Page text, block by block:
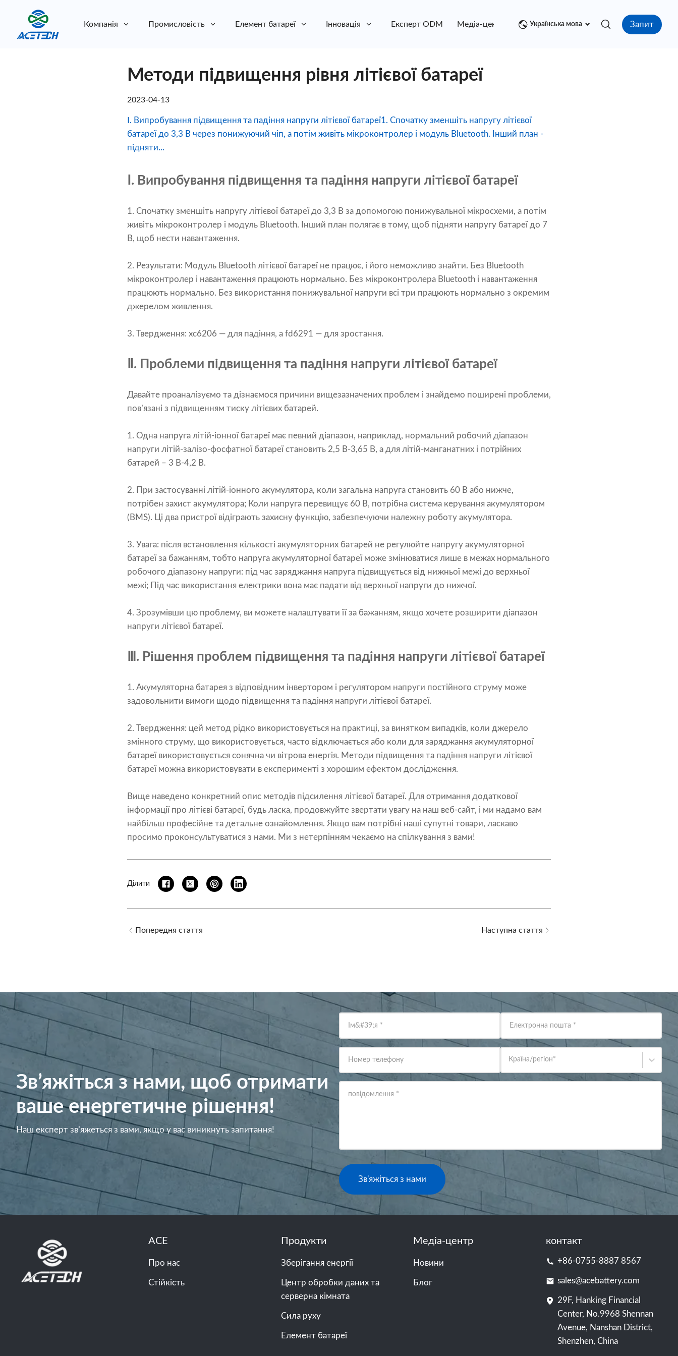
Компанія Промисловість Елемент батареї Інновація Експерт ODM Медіа-центр контакт
Українська мова Запит
Методи підвищення рівня літієвої батареї
2023-04-13
Ⅰ. Випробування підвищення та падіння напруги літієвої батареї1. Спочатку зменшіть напругу літієвої
батареї до 3,3 В через понижуючий чіп, а потім живіть мікроконтролер і модуль Bluetooth. Інший план -
підняти...
Ⅰ. Випробування підвищення та падіння напруги літієвої батареї
1. Спочатку зменшіть напругу літієвої батареї до 3,3 В за допомогою понижувальної мікросхеми, а потім
живіть мікроконтролер і модуль Bluetooth. Інший план полягає в тому, щоб підняти напругу батареї до 7
В, щоб нести навантаження.
2. Результати: Модуль Bluetooth літієвої батареї не працює, і його неможливо знайти. Без Bluetooth
мікроконтролер і навантаження працюють нормально. Без мікроконтролера Bluetooth і навантаження
працюють нормально. Без використання понижувальної напруги всі три працюють нормально з окремим
джерелом живлення.
3. Твердження: xc6206 — для падіння, а fd6291 — для зростання.
Ⅱ. Проблеми підвищення та падіння напруги літієвої батареї
Давайте проаналізуємо та дізнаємося причини вищезазначених проблем і знайдемо поширені проблеми,
пов’язані з підвищенням тиску літієвих батарей.
1. Одна напруга літій-іонної батареї має певний діапазон, наприклад, нормальний робочий діапазон
напруги літій-залізо-фосфатної батареї становить 2,5 В-3,65 В, а для літій-манганатних і потрійних
батарей – 3 В-4,2 В.
2. При застосуванні літій-іонного акумулятора, коли загальна напруга становить 60 В або нижче,
потрібен захист акумулятора; Коли напруга перевищує 60 В, потрібна система керування акумулятором
(BMS). Ці два пристрої відіграють захисну функцію, забезпечуючи належну роботу акумулятора.
3. Увага: після встановлення кількості акумуляторних батарей не регулюйте напругу акумуляторної
батареї за бажанням, тобто напруга акумуляторної батареї може змінюватися лише в межах нормального
робочого діапазону напруги: під час заряджання напруга підвищується від нижньої межі до верхньої
межі; Під час використання електрики вона має падати від верхньої напруги до нижчої.
4. Зрозумівши цю проблему, ви можете налаштувати її за бажанням, якщо хочете розширити діапазон
напруги літієвої батареї.
Ⅲ. Рішення проблем підвищення та падіння напруги літієвої батареї
1. Акумуляторна батарея з відповідним інвертором і регулятором напруги постійного струму може
задовольнити вимоги щодо підвищення та падіння напруги літієвої батареї.
2. Твердження: цей метод рідко використовується на практиці, за винятком випадків, коли джерело
змінного струму, що використовується, часто відключається або коли для заряджання акумуляторної
батареї використовується сонячна чи вітрова енергія. Методи підвищення та падіння напруги літієвої
батареї можна використовувати в експерименті з хорошим ефектом дослідження.
Вище наведено конкретний опис методів підсилення літієвої батареї. Для отримання додаткової
інформації про літієві батареї, будь ласка, продовжуйте звертати увагу на наш веб-сайт, і ми надамо вам
найбільш професійне та детальне ознайомлення. Якщо вам потрібні наші супутні товари, ласкаво
просимо проконсультуватися з нами. Ми з нетерпінням чекаємо на спілкування з вами!
Ділити
Попередня стаття Наступна стаття
Зв’яжіться з нами, щоб отримати
ваше енергетичне рішення!
Наш експерт зв’яжеться з вами, якщо у вас виникнуть запитання!
Ім&#39;я * Електронна пошта *
Номер телефону Країна/регіон*
повідомлення *
Зв'яжіться з нами
ACE
Про нас
Стійкість
Продукти
Зберігання енергії
Центр обробки даних та
серверна кімната
Сила руху
Елемент батареї
Медіа-центр
Новини
Блог
контакт
+86-0755-8887 8567
sales@acebattery.com
29F, Hanking Financial
Center, No.9968 Shennan
Avenue, Nanshan District,
Shenzhen, China